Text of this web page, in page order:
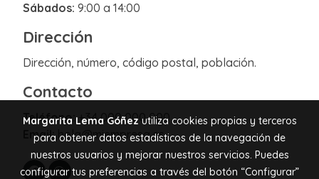
Sábados: 9:00 a 14:00
Dirección
Dirección, número, código postal, población.
Contacto
Teléfono: +34 000 000 000
Email: hola@miempresa.es
Margarita Lema Góñez utiliza cookies propias y terceros
para obtener datos estadísticos de la navegación de
nuestros usuarios y mejorar nuestros servicios. Puedes
configurar tus preferencias a través del botón “Configurar”